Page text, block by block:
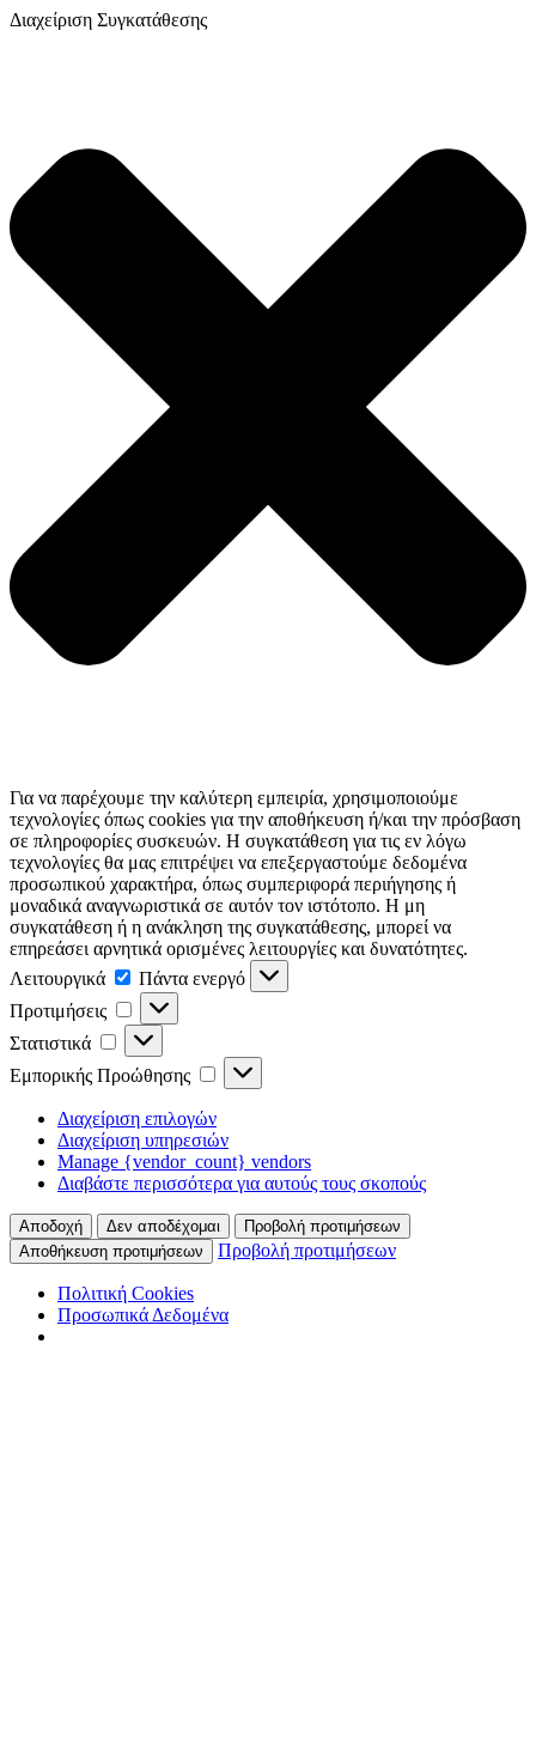
Διαχείριση Συγκατάθεσης
Για να παρέχουμε την καλύτερη εμπειρία, χρησιμοποιούμε
τεχνολογίες όπως cookies για την αποθήκευση ή/και την πρόσβαση
σε πληροφορίες συσκευών. Η συγκατάθεση για τις εν λόγω
τεχνολογίες θα μας επιτρέψει να επεξεργαστούμε δεδομένα
προσωπικού χαρακτήρα, όπως συμπεριφορά περιήγησης ή
μοναδικά αναγνωριστικά σε αυτόν τον ιστότοπο. Η μη
συγκατάθεση ή η ανάκληση της συγκατάθεσης, μπορεί να
επηρεάσει αρνητικά ορισμένες λειτουργίες και δυνατότητες.
Λειτουργικά
Λειτουργικά
Πάντα ενεργό
Προτιμήσεις
Προτιμήσεις
Στατιστικά Στατιστικά
Εμπορικής Προώθησης
Εμπορικής
Προώθησης
Διαχείριση επιλογών
Διαχείριση υπηρεσιών
Manage {vendor_count} vendors
Διαβάστε περισσότερα για αυτούς τους σκοπούς
Αποδοχή Δεν αποδέχομαι
Προβολή προτιμήσεων
Αποθήκευση προτιμήσεων
Προβολή προτιμήσεων
Πολιτική Cookies
Προσωπικά Δεδομένα